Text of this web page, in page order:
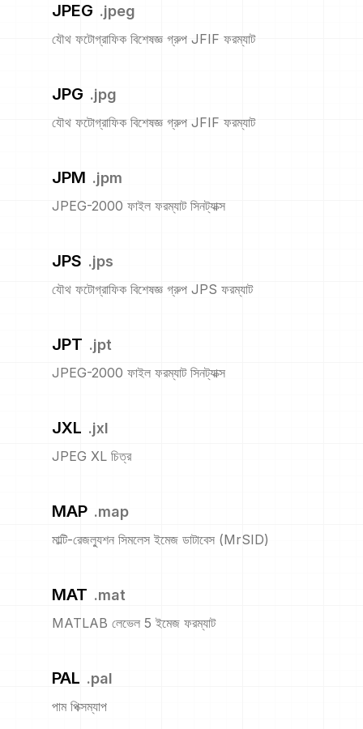
JPEG .jpeg
যৌথ ফটোগ্রাফিক বিশেষজ্ঞ গ্রুপ JFIF ফরম্যাট
JPG .jpg
যৌথ ফটোগ্রাফিক বিশেষজ্ঞ গ্রুপ JFIF ফরম্যাট
JPM .jpm
JPEG-2000 ফাইল ফরম্যাট সিনট্যাক্স
JPS .jps
যৌথ ফটোগ্রাফিক বিশেষজ্ঞ গ্রুপ JPS ফরম্যাট
JPT .jpt
JPEG-2000 ফাইল ফরম্যাট সিনট্যাক্স
JXL .jxl
JPEG XL চিত্র
MAP .map
মাল্টি-রেজল্যুশন সিমলেস ইমেজ ডাটাবেস (MrSID)
MAT .mat
MATLAB লেভেল 5 ইমেজ ফরম্যাট
PAL .pal
পাম পিক্সম্যাপ